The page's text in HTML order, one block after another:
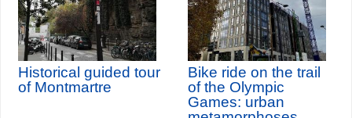
Historical guided tour
of Montmartre
Bike ride on the trail
of the Olympic
Games: urban